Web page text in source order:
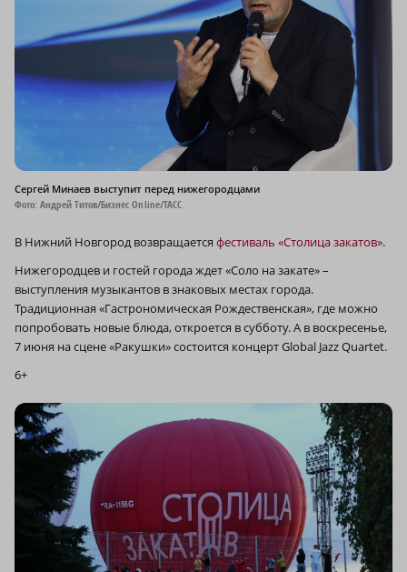
Сергей Минаев выступит перед нижегородцами
Фото: Андрей Титов/Бизнес Online/ТАСС
В Нижний Новгород возвращается фестиваль «Столица закатов».
Нижегородцев и гостей города ждет «Соло на закате» –
выступления музыкантов в знаковых местах города.
Традиционная «Гастрономическая Рождественская», где можно
попробовать новые блюда, откроется в субботу. А в воскресенье,
7 июня на сцене «Ракушки» состоится концерт Global Jazz Quartet.
6+